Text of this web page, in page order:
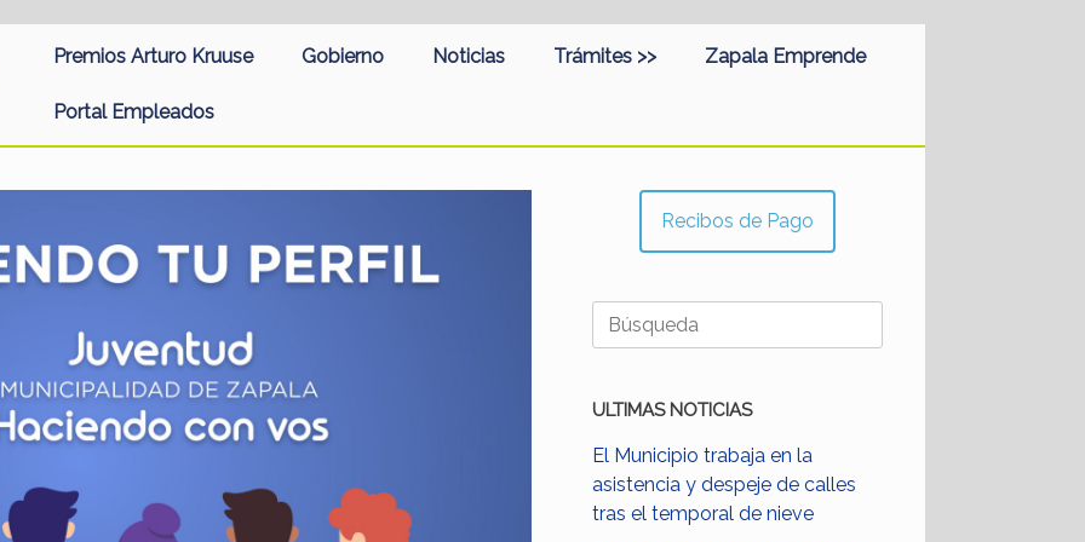
Premios Arturo Kruuse Gobierno Noticias Trámites >> Zapala Emprende
Portal Empleados
Recibos de Pago
Buscar:
ULTIMAS NOTICIAS
El Municipio trabaja en la
asistencia y despeje de calles
tras el temporal de nieve